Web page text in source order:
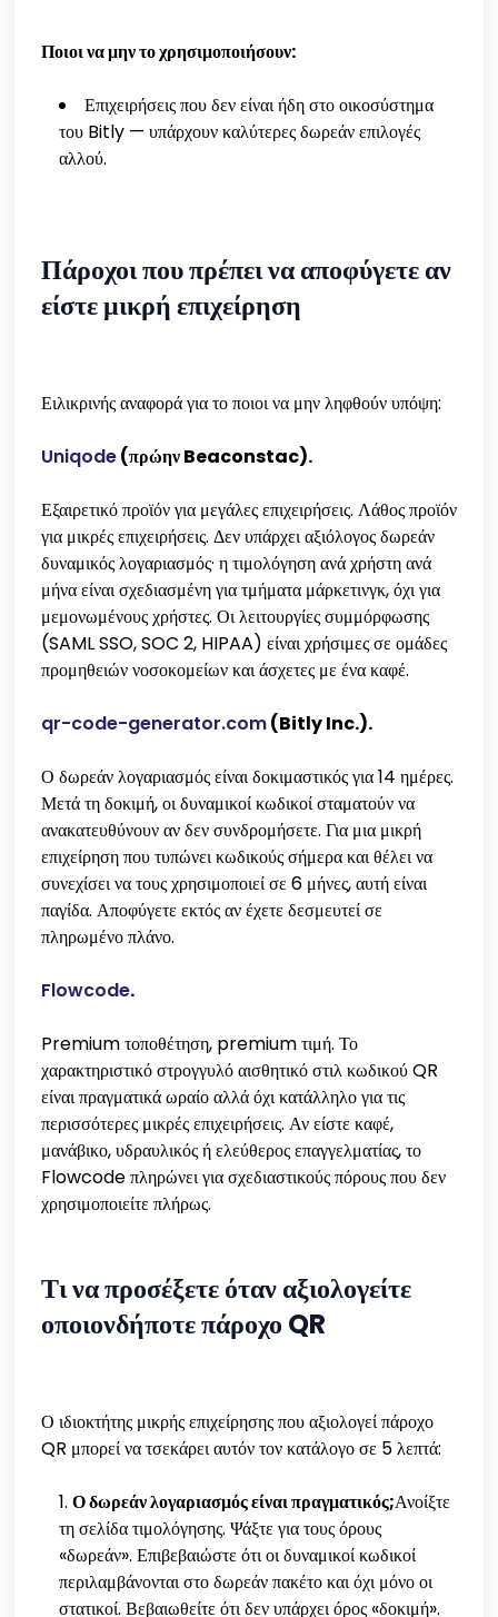
Ποιοι να μην το χρησιμοποιήσουν:
Επιχειρήσεις που δεν είναι ήδη στο οικοσύστημα
του Bitly — υπάρχουν καλύτερες δωρεάν επιλογές
αλλού.
Πάροχοι που πρέπει να αποφύγετε αν
είστε μικρή επιχείρηση
Ειλικρινής αναφορά για το ποιοι να μην ληφθούν υπόψη:
Uniqode(πρώην Beaconstac).
Εξαιρετικό προϊόν για μεγάλες επιχειρήσεις. Λάθος προϊόν
για μικρές επιχειρήσεις. Δεν υπάρχει αξιόλογος δωρεάν
δυναμικός λογαριασμός· η τιμολόγηση ανά χρήστη ανά
μήνα είναι σχεδιασμένη για τμήματα μάρκετινγκ, όχι για
μεμονωμένους χρήστες. Οι λειτουργίες συμμόρφωσης
(SAML SSO, SOC 2, HIPAA) είναι χρήσιμες σε ομάδες
προμηθειών νοσοκομείων και άσχετες με ένα καφέ.
qr-code-generator.com(Bitly Inc.).
Ο δωρεάν λογαριασμός είναι δοκιμαστικός για 14 ημέρες.
Μετά τη δοκιμή, οι δυναμικοί κωδικοί σταματούν να
ανακατευθύνουν αν δεν συνδρομήσετε. Για μια μικρή
επιχείρηση που τυπώνει κωδικούς σήμερα και θέλει να
συνεχίσει να τους χρησιμοποιεί σε 6 μήνες, αυτή είναι
παγίδα. Αποφύγετε εκτός αν έχετε δεσμευτεί σε
πληρωμένο πλάνο.
Flowcode.
Premium τοποθέτηση, premium τιμή. Το
χαρακτηριστικό στρογγυλό αισθητικό στιλ κωδικού QR
είναι πραγματικά ωραίο αλλά όχι κατάλληλο για τις
περισσότερες μικρές επιχειρήσεις. Αν είστε καφέ,
μανάβικο, υδραυλικός ή ελεύθερος επαγγελματίας, το
Flowcode πληρώνει για σχεδιαστικούς πόρους που δεν
χρησιμοποιείτε πλήρως.
Τι να προσέξετε όταν αξιολογείτε
οποιονδήποτε πάροχο QR
Ο ιδιοκτήτης μικρής επιχείρησης που αξιολογεί πάροχο
QR μπορεί να τσεκάρει αυτόν τον κατάλογο σε 5 λεπτά:
Ο δωρεάν λογαριασμός είναι πραγματικός;Ανοίξτε
τη σελίδα τιμολόγησης. Ψάξτε για τους όρους
«δωρεάν». Επιβεβαιώστε ότι οι δυναμικοί κωδικοί
περιλαμβάνονται στο δωρεάν πακέτο και όχι μόνο οι
στατικοί. Βεβαιωθείτε ότι δεν υπάρχει όρος «δοκιμή».